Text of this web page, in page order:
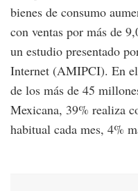
bienes de consumo
con ventas por más de
un estudio presentado
Internet (AMIPCI). En
de los más de 45
Mexicana, 39% realiza
habitual cada mes, 4%